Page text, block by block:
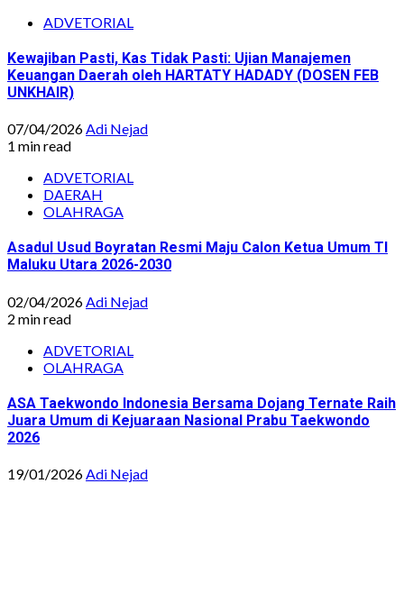
ADVETORIAL
Kewajiban Pasti, Kas Tidak Pasti: Ujian Manajemen
Keuangan Daerah oleh HARTATY HADADY (DOSEN FEB
UNKHAIR)
07/04/2026Adi Nejad
1 min read
ADVETORIAL
DAERAH
OLAHRAGA
Asadul Usud Boyratan Resmi Maju Calon Ketua Umum TI
Maluku Utara 2026-2030
02/04/2026 Adi Nejad
2 min read
ADVETORIAL
OLAHRAGA
ASA Taekwondo Indonesia Bersama Dojang Ternate Raih
Juara Umum di Kejuaraan Nasional Prabu Taekwondo
2026
19/01/2026Adi Nejad